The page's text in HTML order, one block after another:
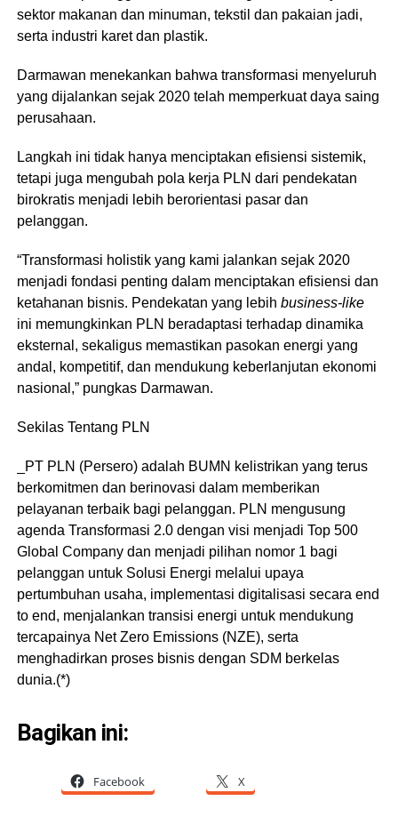
sektor makanan dan minuman, tekstil dan pakaian jadi,
serta industri karet dan plastik.
Darmawan menekankan bahwa transformasi menyeluruh
yang dijalankan sejak 2020 telah memperkuat daya saing
perusahaan.
Langkah ini tidak hanya menciptakan efisiensi sistemik,
tetapi juga mengubah pola kerja PLN dari pendekatan
birokratis menjadi lebih berorientasi pasar dan
pelanggan.
“Transformasi holistik yang kami jalankan sejak 2020
menjadi fondasi penting dalam menciptakan efisiensi dan
ketahanan bisnis. Pendekatan yang lebih business-like
ini memungkinkan PLN beradaptasi terhadap dinamika
eksternal, sekaligus memastikan pasokan energi yang
andal, kompetitif, dan mendukung keberlanjutan ekonomi
nasional,” pungkas Darmawan.
Sekilas Tentang PLN
_PT PLN (Persero) adalah BUMN kelistrikan yang terus
berkomitmen dan berinovasi dalam memberikan
pelayanan terbaik bagi pelanggan. PLN mengusung
agenda Transformasi 2.0 dengan visi menjadi Top 500
Global Company dan menjadi pilihan nomor 1 bagi
pelanggan untuk Solusi Energi melalui upaya
pertumbuhan usaha, implementasi digitalisasi secara end
to end, menjalankan transisi energi untuk mendukung
tercapainya Net Zero Emissions (NZE), serta
menghadirkan proses bisnis dengan SDM berkelas
dunia.(*)
Bagikan ini:
Facebook X